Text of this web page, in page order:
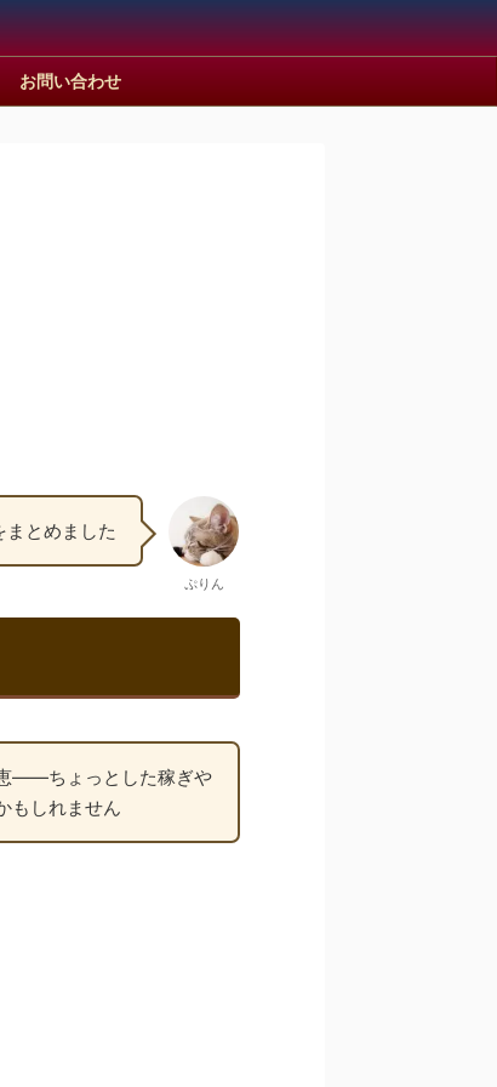
お問い合わせ
まとめました
ぷりん
――ちょっとした稼ぎや
もしれません